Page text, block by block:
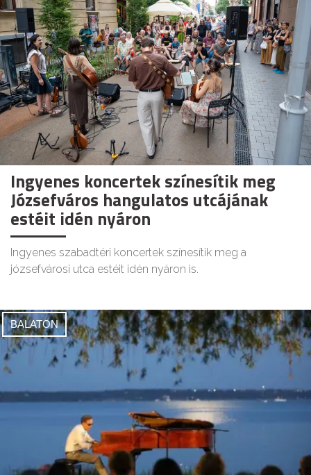
Ingyenes koncertek színesítik meg
Józsefváros hangulatos utcájának
estéit idén nyáron
Ingyenes szabadtéri koncertek színesítik meg a
józsefvárosi utca estéit idén nyáron is.
BALATON